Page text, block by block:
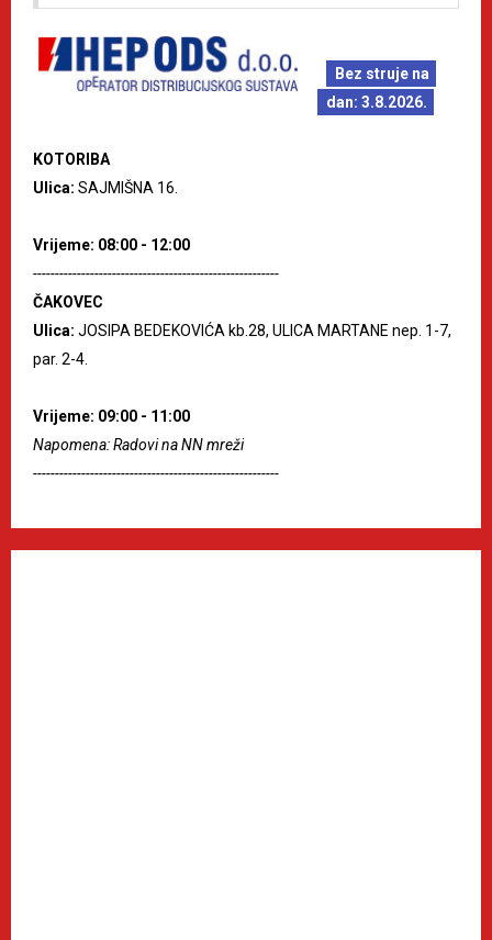
Bez struje na
dan: 3.8.2026.
KOTORIBA
Ulica: SAJMIŠNA 16.
Vrijeme: 08:00 - 12:00
--------------------------------------------------------
ČAKOVEC
Ulica: JOSIPA BEDEKOVIĆA kb.28, ULICA MARTANE nep. 1-7,
par. 2-4.
Vrijeme: 09:00 - 11:00
Napomena: Radovi na NN mreži
--------------------------------------------------------